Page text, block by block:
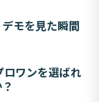
モを見た瞬間
ワンを選ばれ